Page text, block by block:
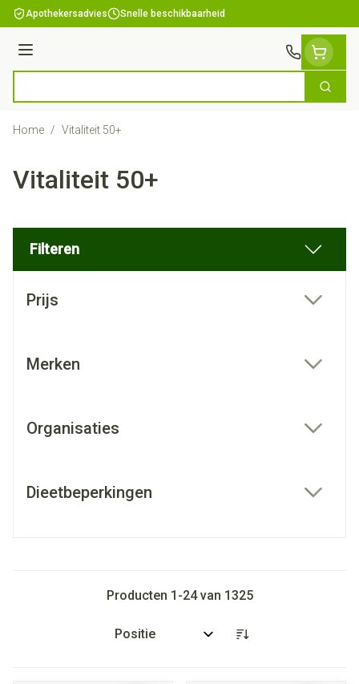
Ga naar de inhoud
Apothekersadvies Snelle beschikbaarheid
Menu
Zoek
Home / Vitaliteit 50+
Vitaliteit 50+
Filteren
Prijs
Merken
Organisaties
Dieetbeperkingen
Producten 1 -24van 1325
Sorteer op: